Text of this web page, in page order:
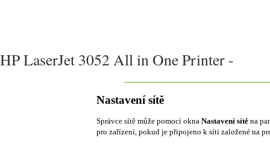
HP LaserJet 3052 All in One Printer -
Nastavení sítě
Správce sítě může pomocí okna Nastavení sítě na
pro zařízení, pokud je připojeno k síti založené na